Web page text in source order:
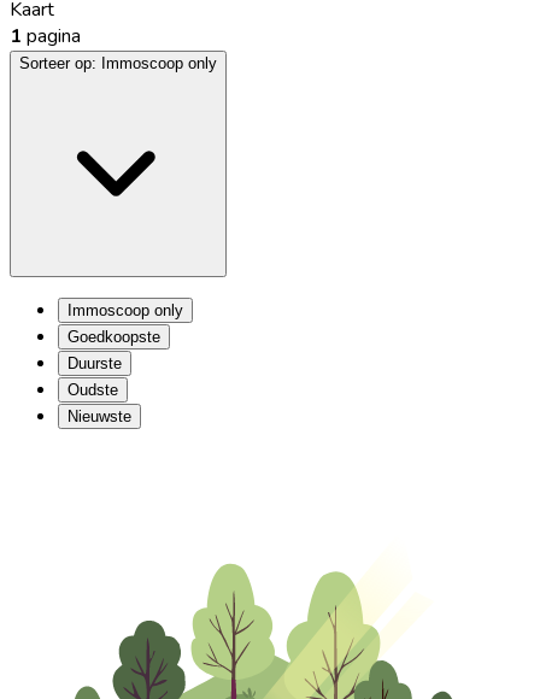
Kaart
1 pagina
Sorteer op: Immoscoop only
Immoscoop only
Goedkoopste
Duurste
Oudste
Nieuwste